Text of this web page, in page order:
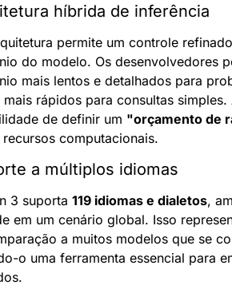
híbrida de inferência
permite um controle
do modelo. Os desenvolvedores
mais lentos e detalhados para
rápidos para consultas simples.
de definir um "orçamento de
computacionais.
a múltiplos idiomas
3 suporta 119 idiomas e dialetos,
em um cenário global. Isso
a muitos modelos que se
o uma ferramenta essencial para